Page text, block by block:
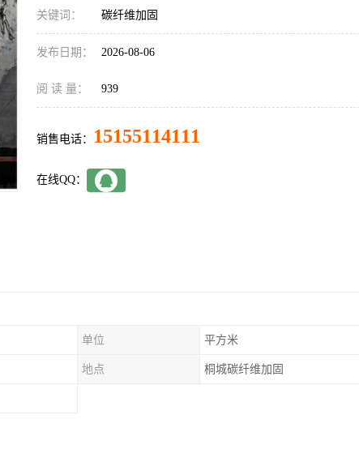
关键词： 碳纤维加固
发布日期： 2026-08-06
阅 读 量： 939
销售电话： 15155114111
在线QQ：
单位 平方米
地点 桐城碳纤维加固